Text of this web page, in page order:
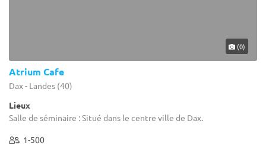
(0)
Atrium Cafe
Dax - Landes (40)
Lieux
Salle de séminaire : Situé dans le centre ville de Dax.
1-500